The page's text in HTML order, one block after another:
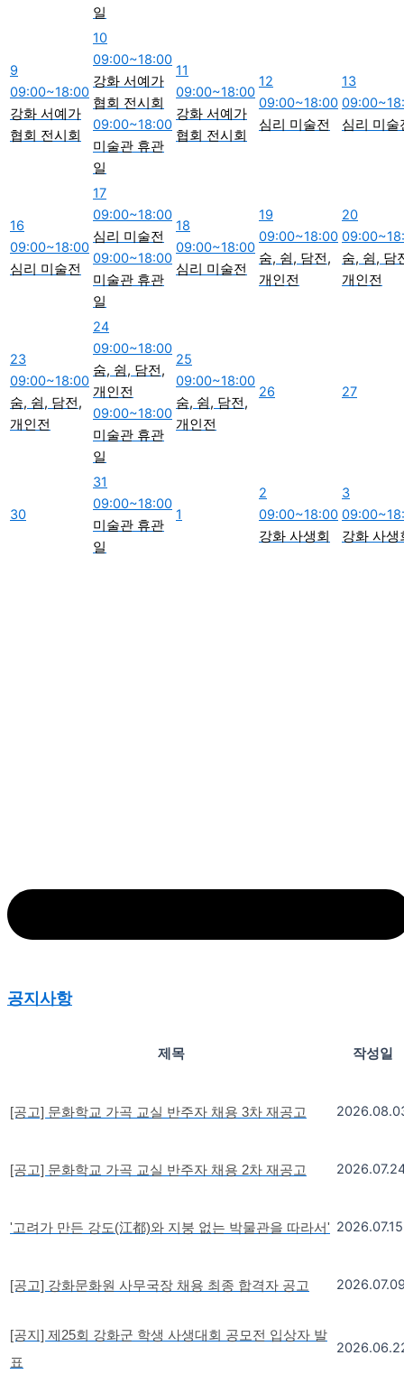
일
9
09:00~18:00
강화 서예가
협회 전시회
10
09:00~18:00
강화 서예가
협회 전시회
09:00~18:00
미술관 휴관
일
11
09:00~18:00
강화 서예가
협회 전시회
12
09:00~18:00
심리 미술전
13
심리 미술
16
09:00~18:00
심리 미술전
17
09:00~18:00
심리 미술전
09:00~18:00
미술관 휴관
일
18
09:00~18:00
심리 미술전
19
09:00~18:00
숨, 쉼, 담전,
개인전
20
숨, 쉼, 담
개인전
23
09:00~18:00
숨, 쉼, 담전,
개인전
24
09:00~18:00
숨, 쉼, 담전,
개인전
09:00~18:00
미술관 휴관
일
25
09:00~18:00
숨, 쉼, 담전,
개인전
26 27
30
31
09:00~18:00
미술관 휴관
일
1
2
09:00~18:00
강화 사생회
3
강화 사생
공지사항
제목 작성일
[공고] 문화학교 가곡 교실 반주자 채용 3차 재공고
[공고] 문화학교 가곡 교실 반주자 채용 2차 재공고
'고려가 만든 강도(江都)와 지붕 없는 박물관을 따라서' 2026.07.15
[공고] 강화문화원 사무국장 채용 최종 합격자 공고
[공지] 제25회 강화군 학생 사생대회 공모전 입상자 발
표